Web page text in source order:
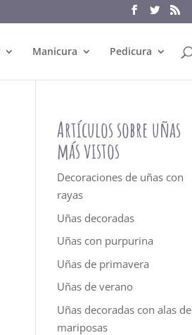
Manicura Pedicura
Artículos sobre uñas
más vistos
Decoraciones de uñas con
rayas
Uñas decoradas
Uñas con purpurina
Uñas de primavera
Uñas de verano
Uñas decoradas con alas de
mariposas